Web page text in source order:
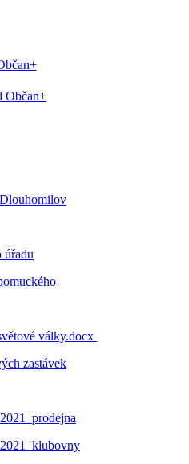
Občan+
úřadu
války.docx
zastávek